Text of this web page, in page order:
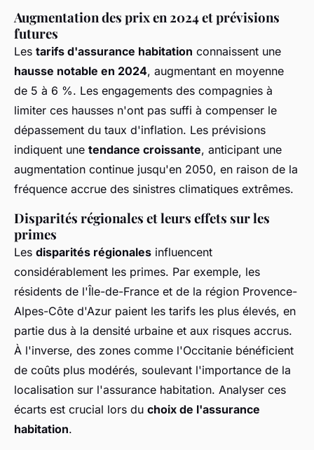
Augmentation des prix en 2024 et prévisions
futures
Les tarifs d'assurance habitation connaissent une
hausse notable en 2024, augmentant en moyenne
de 5 à 6 %. Les engagements des compagnies à
limiter ces hausses n'ont pas suffi à compenser le
dépassement du taux d'inflation. Les prévisions
indiquent une tendance croissante, anticipant une
augmentation continue jusqu'en 2050, en raison de la
fréquence accrue des sinistres climatiques extrêmes.
Disparités régionales et leurs effets sur les
primes
Les disparités régionales influencent
considérablement les primes. Par exemple, les
résidents de l'Île-de-France et de la région Provence-
Alpes-Côte d'Azur paient les tarifs les plus élevés, en
partie dus à la densité urbaine et aux risques accrus.
À l'inverse, des zones comme l'Occitanie bénéficient
de coûts plus modérés, soulevant l'importance de la
localisation sur l'assurance habitation. Analyser ces
écarts est crucial lors du choix de l'assurance
habitation.